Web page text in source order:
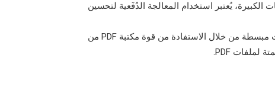
الكبيرة، يُعتبر استخدام المعالجة الدُفَعية لتحسين
تهدف إلى إنشاء مستندات مبسطة من خلال الاستفادة من قوة مكتبة PDF من